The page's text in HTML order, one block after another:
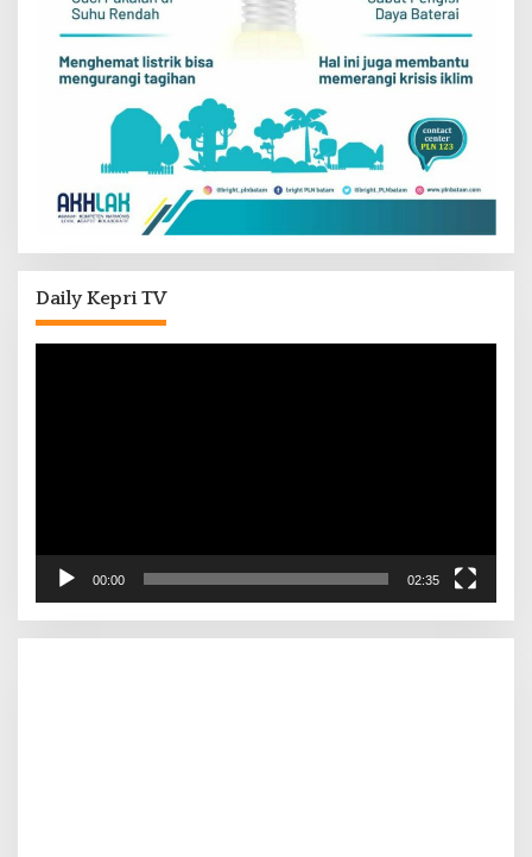
Daily Kepri TV
00:00 02:35